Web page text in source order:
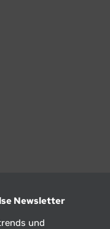
Newsletter
und